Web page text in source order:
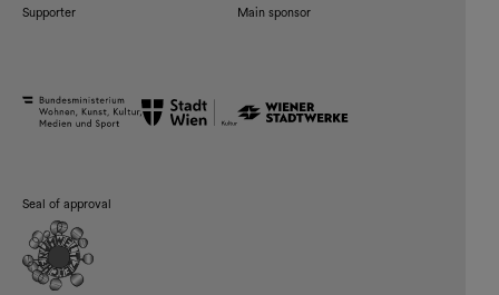
Supporter Main sponsor
Seal of approval